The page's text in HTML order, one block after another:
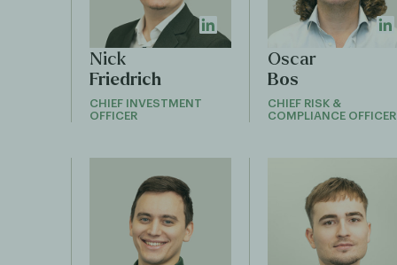
Nick
Friedrich
CHIEF INVESTMENT
OFFICER
Oscar
Bos
CHIEF RISK &
COMPLIANCE OFFICER